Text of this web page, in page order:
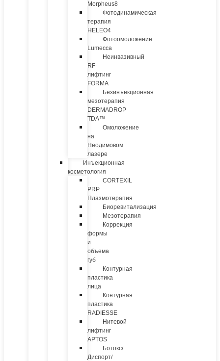
Morpheus8
Фотодинамическая
терапия
HELEO4
Фотоомоложение
Lumecca
Неинвазивный
RF-
лифтинг
FORMA
Безинъекционная
мезотерапия
DERMADROP
TDA™
Омоложение
на
Неодимовом
лазере
Инъекционная
косметология
CORTEXIL
PRP
Плазмотерапия
Биоревитализация
Мезотерапия
Коррекция
формы
и
объема
губ
Контурная
пластика
лица
Контурная
пластика
RADIESSE
Нитевой
лифтинг
APTOS
Ботокс/
Диспорт/